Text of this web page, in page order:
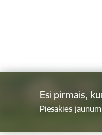
Esi pirmais,
Piesakies